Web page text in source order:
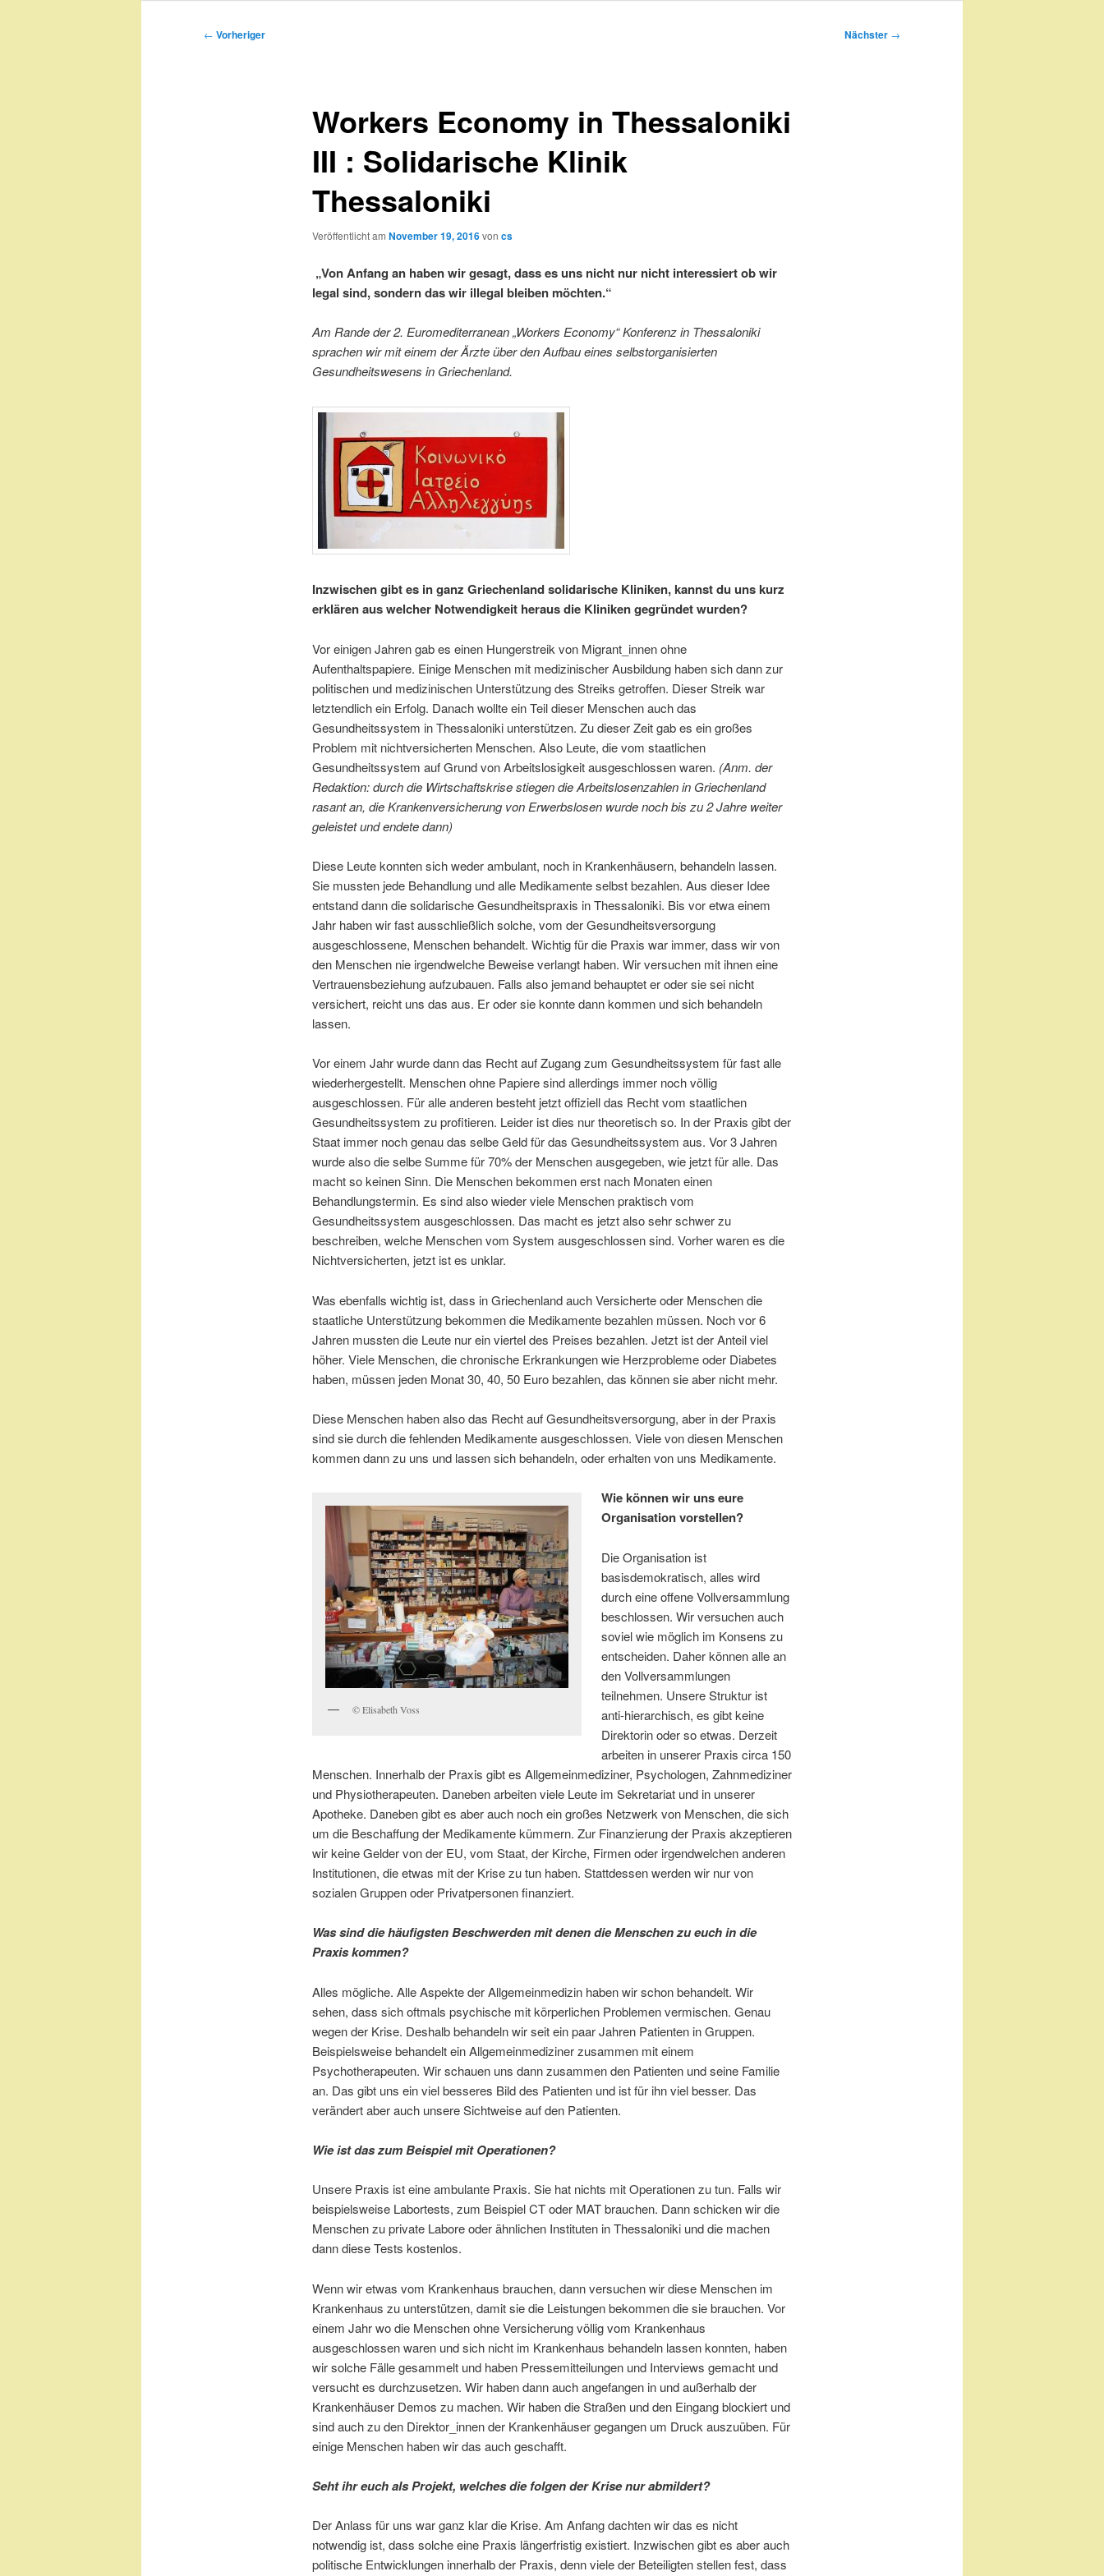
Beitragsnavigation
← Vorheriger Nächster →
Workers Economy in Thessaloniki
III : Solidarische Klinik
Thessaloniki
Veröffentlicht am November 19, 2016von cs
„Von Anfang an haben wir gesagt, dass es uns nicht nur nicht interessiert ob wir
legal sind, sondern das wir illegal bleiben möchten.“
Am Rande der 2. Euromediterranean „Workers Economy“ Konferenz in Thessaloniki
sprachen wir mit einem der Ärzte über den Aufbau eines selbstorganisierten
Gesundheitswesens in Griechenland.
Inzwischen gibt es in ganz Griechenland solidarische Kliniken, kannst du uns kurz
erklären aus welcher Notwendigkeit heraus die Kliniken gegründet wurden?
Vor einigen Jahren gab es einen Hungerstreik von Migrant_innen ohne
Aufenthaltspapiere. Einige Menschen mit medizinischer Ausbildung haben sich dann zur
politischen und medizinischen Unterstützung des Streiks getroffen. Dieser Streik war
letztendlich ein Erfolg. Danach wollte ein Teil dieser Menschen auch das
Gesundheitssystem in Thessaloniki unterstützen. Zu dieser Zeit gab es ein großes
Problem mit nichtversicherten Menschen. Also Leute, die vom staatlichen
Gesundheitssystem auf Grund von Arbeitslosigkeit ausgeschlossen waren. (Anm. der
Redaktion: durch die Wirtschaftskrise stiegen die Arbeitslosenzahlen in Griechenland
rasant an, die Krankenversicherung von Erwerbslosenwurde nochbis zu2 Jahre weiter
geleistet und endete dann)
Diese Leute konnten sich weder ambulant, noch in Krankenhäusern, behandeln lassen.
Sie mussten jede Behandlung und alle Medikamente selbst bezahlen. Aus dieser Idee
entstand dann die solidarische Gesundheitspraxis in Thessaloniki. Bis vor etwa einem
Jahr haben wir fast ausschließlich solche, vom der Gesundheitsversorgung
ausgeschlossene, Menschen behandelt. Wichtig für die Praxis war immer, dass wir von
den Menschen nie irgendwelche Beweise verlangt haben. Wir versuchen mit ihnen eine
Vertrauensbeziehung aufzubauen. Falls also jemand behauptet er oder sie sei nicht
versichert, reicht uns das aus. Er oder sie konnte dann kommen und sich behandeln
lassen.
Vor einem Jahr wurde dann das Recht auf Zugang zum Gesundheitssystem für fast alle
wiederhergestellt. Menschen ohne Papiere sind allerdings immer noch völlig
ausgeschlossen. Für alle anderen besteht jetzt offiziell das Recht vom staatlichen
Gesundheitssystem zu profitieren. Leider ist dies nur theoretisch so. In der Praxis gibt der
Staat immer noch genau das selbe Geld für das Gesundheitssystem aus. Vor 3 Jahren
wurde also die selbe Summe für 70% der Menschen ausgegeben, wie jetzt für alle. Das
macht so keinen Sinn. Die Menschen bekommen erst nach Monaten einen
Behandlungstermin. Es sind also wieder viele Menschen praktisch vom
Gesundheitssystem ausgeschlossen. Das macht es jetzt also sehr schwer zu
beschreiben, welche Menschen vom System ausgeschlossen sind. Vorher waren es die
Nichtversicherten, jetzt ist es unklar.
Was ebenfalls wichtig ist, dass in Griechenland auch Versicherte oder Menschen die
staatliche Unterstützung bekommen die Medikamente bezahlen müssen. Noch vor 6
Jahren mussten die Leute nur ein viertel des Preises bezahlen. Jetzt ist der Anteil viel
höher. Viele Menschen, die chronische Erkrankungen wie Herzprobleme oder Diabetes
haben, müssen jeden Monat 30, 40, 50 Euro bezahlen, das können sie aber nicht mehr.
Diese Menschen haben also das Recht auf Gesundheitsversorgung, aber in der Praxis
sind sie durch die fehlenden Medikamente ausgeschlossen. Viele von diesen Menschen
kommen dann zu uns und lassen sich behandeln, oder erhalten von uns Medikamente.
© Elisabeth Voss
Wie können wir uns eure
Organisation vorstellen?
Die Organisation ist
basisdemokratisch, alles wird
durch eine offene Vollversammlung
beschlossen. Wir versuchen auch
soviel wie möglich im Konsens zu
entscheiden. Daher können alle an
den Vollversammlungen
teilnehmen. Unsere Struktur ist
anti-hierarchisch, es gibt keine
Direktorin oder so etwas. Derzeit
arbeiten in unserer Praxis circa 150
Menschen. Innerhalb der Praxis gibt es Allgemeinmediziner, Psychologen, Zahnmediziner
und Physiotherapeuten. Daneben arbeiten viele Leute im Sekretariat und in unserer
Apotheke. Daneben gibt es aber auch noch ein großes Netzwerk von Menschen, die sich
um die Beschaffung der Medikamente kümmern. Zur Finanzierung der Praxis akzeptieren
wir keine Gelder von der EU, vom Staat, der Kirche, Firmen oder irgendwelchen anderen
Institutionen, die etwas mit der Krise zu tun haben. Stattdessen werden wir nur von
sozialen Gruppen oder Privatpersonen finanziert.
Was sind die häufigsten Beschwerden mit denen die Menschen zu euch in die
Praxis kommen?
Alles mögliche. Alle Aspekte der Allgemeinmedizin haben wir schon behandelt. Wir
sehen, dass sich oftmals psychische mit körperlichen Problemen vermischen. Genau
wegen der Krise. Deshalb behandeln wir seit ein paar Jahren Patienten in Gruppen.
Beispielsweise behandelt ein Allgemeinmediziner zusammen mit einem
Psychotherapeuten. Wir schauen uns dann zusammen den Patienten und seine Familie
an. Das gibt uns ein viel besseres Bild des Patienten und ist für ihn viel besser. Das
verändert aber auch unsere Sichtweise auf den Patienten.
Wie ist das zum Beispiel mit Operationen?
Unsere Praxis ist eine ambulante Praxis. Sie hat nichts mit Operationen zu tun. Falls wir
beispielsweise Labortests, zum Beispiel CT oder MAT brauchen. Dann schicken wir die
Menschen zu private Labore oder ähnlichen Instituten in Thessaloniki und die machen
dann diese Tests kostenlos.
Wenn wir etwas vom Krankenhaus brauchen, dann versuchen wir diese Menschen im
Krankenhaus zu unterstützen, damit sie die Leistungen bekommen die sie brauchen. Vor
einem Jahr wo die Menschen ohne Versicherung völlig vom Krankenhaus
ausgeschlossen waren und sich nicht im Krankenhaus behandeln lassen konnten, haben
wir solche Fälle gesammelt und haben Pressemitteilungen und Interviews gemacht und
versucht es durchzusetzen. Wir haben dann auch angefangen in und außerhalb der
Krankenhäuser Demos zu machen. Wir haben die Straßen und den Eingang blockiert und
sind auch zu den Direktor_innen der Krankenhäuser gegangen um Druck auszuüben. Für
einige Menschen haben wir das auch geschafft.
Seht ihr euch als Projekt, welches die folgen der Krise nur abmildert?
Der Anlass für uns war ganz klar die Krise. Am Anfang dachten wir das es nicht
notwendig ist, dass solche eine Praxis längerfristig existiert. Inzwischen gibt es aber auch
politische Entwicklungen innerhalb der Praxis, denn viele der Beteiligten stellen fest, dass